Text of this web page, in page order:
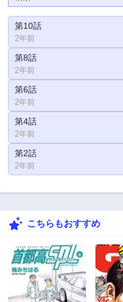
第10話
2年前
第8話
2年前
第6話
2年前
第4話
2年前
第2話
2年前
こちらもおすすめ